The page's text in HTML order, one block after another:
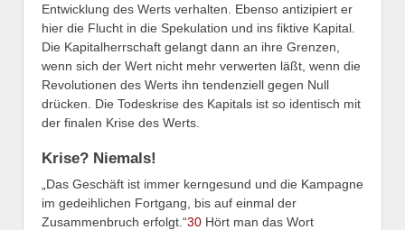
Entwicklung des Werts verhalten. Ebenso antizipiert er
hier die Flucht in die Spekulation und ins fiktive Kapital.
Die Kapitalherrschaft gelangt dann an ihre Grenzen,
wenn sich der Wert nicht mehr verwerten läßt, wenn die
Revolutionen des Werts ihn tendenziell gegen Null
drücken. Die Todeskrise des Kapitals ist so identisch mit
der finalen Krise des Werts.
Krise? Niemals!
„Das Geschäft ist immer kerngesund und die Kampagne
im gedeihlichen Fortgang, bis auf einmal der
Zusammenbruch erfolgt.“30 Hört man das Wort